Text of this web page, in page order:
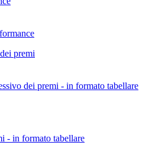
premi
dei premi - in formato tabellare
- in formato tabellare